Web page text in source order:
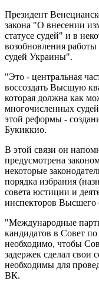
Президент
закона "О внесении
статусе судей" и в
возобновления
судей Украины".
"Это - центральная
воссоздать Высшую
которая должна как
многочисленных
этой реформы -
Букиккио.
В этой связи он
предусмотрена
некоторые
порядка избрания
совета юстиции и
инспекторов Высшего
"Международные
кандидатов в Совет
необходимо, чтобы
задержек сделал свои
необходимы для
ВК.